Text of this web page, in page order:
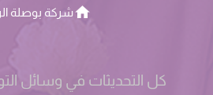
شركة بوصلة
كل التحديثات في وسائل